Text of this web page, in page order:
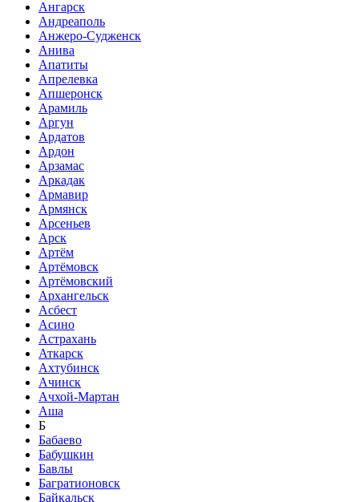
Ангарск
Андреаполь
Анжеро-Судженск
Анива
Апатиты
Апрелевка
Апшеронск
Арамиль
Аргун
Ардатов
Ардон
Арзамас
Аркадак
Армавир
Армянск
Арсеньев
Арск
Артём
Артёмовск
Артёмовский
Архангельск
Асбест
Асино
Астрахань
Аткарск
Ахтубинск
Ачинск
Ачхой-Мартан
Аша
Б
Бабаево
Бабушкин
Бавлы
Багратионовск
Байкальск